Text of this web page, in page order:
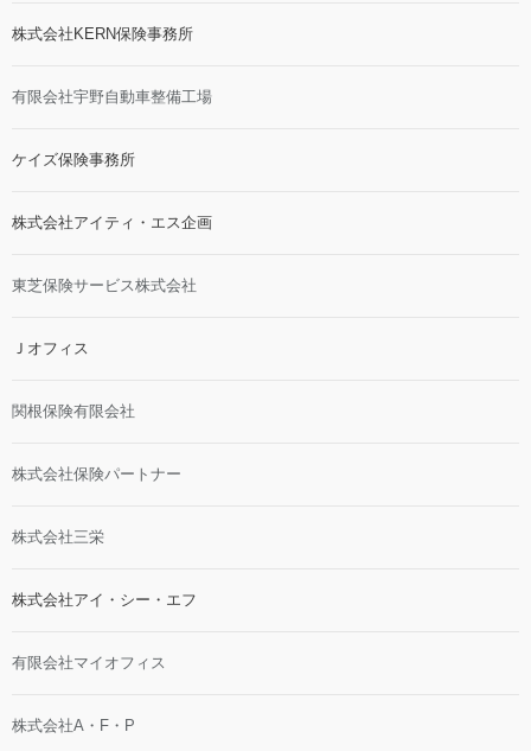
株式会社KERN保険事務所
有限会社宇野自動車整備工場
ケイズ保険事務所
株式会社アイティ・エス企画
東芝保険サービス株式会社
Ｊオフィス
関根保険有限会社
株式会社保険パートナー
株式会社三栄
株式会社アイ・シー・エフ
有限会社マイオフィス
株式会社A・F・P